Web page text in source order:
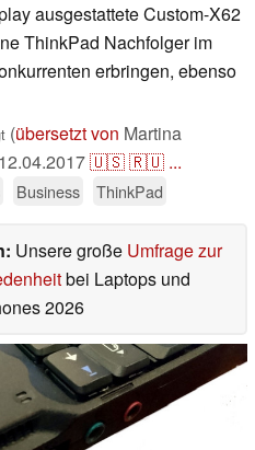
ausgestattete Custom-X62
ThinkPad Nachfolger im
erbringen, ebenso
(übersetzt von Martina
12.04.2017🇺🇸🇷🇺 ...
Business ThinkPad
Unsere große Umfrage zur
bei Laptops und
2026